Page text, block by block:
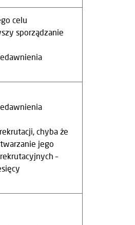
celu
sporządzanie
chyba że
jego
–